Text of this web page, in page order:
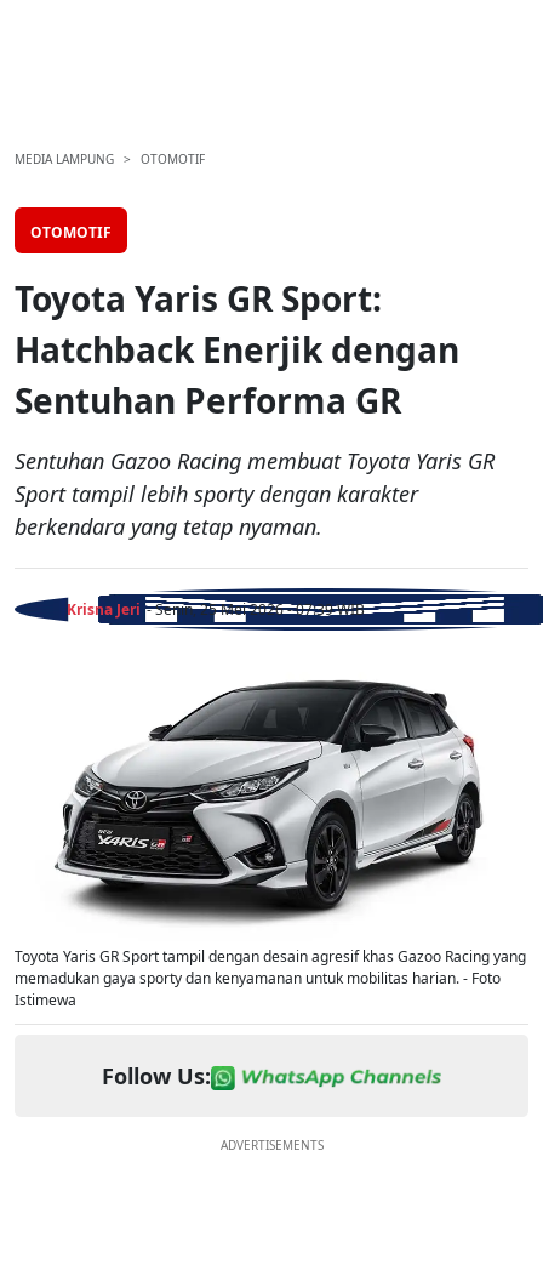
MEDIA LAMPUNG OTOMOTIF
OTOMOTIF
Toyota Yaris GR Sport:
Hatchback Enerjik dengan
Sentuhan Performa GR
Sentuhan Gazoo Racing membuat Toyota Yaris GR
Sport tampil lebih sporty dengan karakter
berkendara yang tetap nyaman.
Krisna Jeri - Senin, 25 Mei 2026 - 07:39 WIB
Toyota Yaris GR Sport tampil dengan desain agresif khas Gazoo Racing yang
memadukan gaya sporty dan kenyamanan untuk mobilitas harian. - Foto
Istimewa
Follow Us:
ADVERTISEMENTS